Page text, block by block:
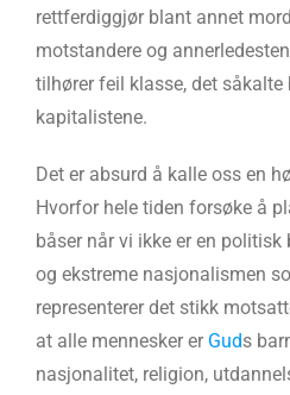
rettferdiggjør blant annet
motstandere og
tilhører feil klasse, det såkalte
kapitalistene.
Det er absurd å kalle oss en
Hvorfor hele tiden forsøke å
båser når vi ikke er en politisk
og ekstreme nasjonalismen
representerer det stikk
at alle mennesker er Guds
nasjonalitet, religion,